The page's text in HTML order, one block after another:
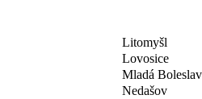
Litomyšl
Lovosice
Mladá Boleslav
Nedašov